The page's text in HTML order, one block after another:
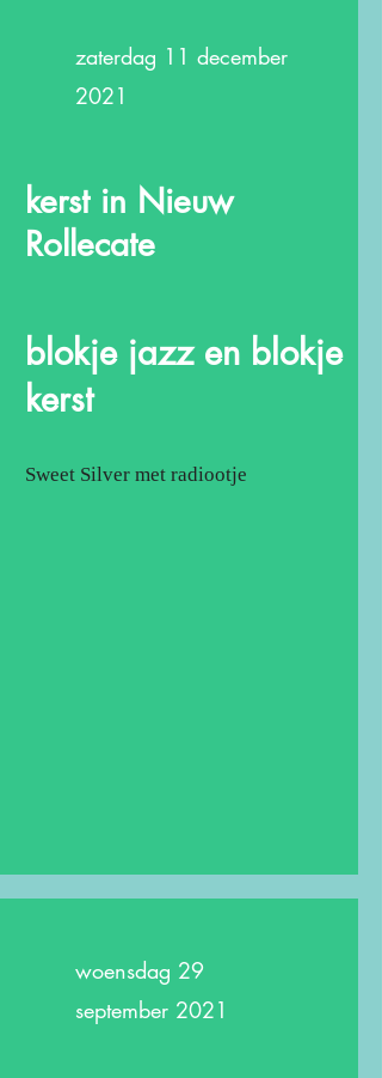
zaterdag 11 december
2021
kerst in Nieuw
Rollecate
blokje jazz en blokje
kerst
Sweet Silver met radiootje
woensdag 29
september 2021